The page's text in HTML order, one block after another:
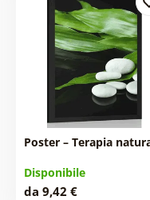
Poster – Terapia
Disponibile
da 9,42 €